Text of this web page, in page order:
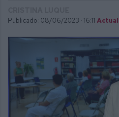
Publicado: 08/06/2023 · 16:11